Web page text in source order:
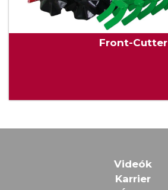
Front-Cutter
Videók
Karrier